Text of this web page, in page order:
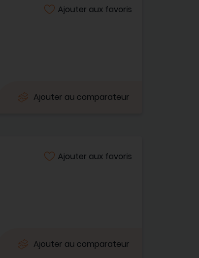
Ajouter aux favoris
Ajouter au comparateur
Ajouter aux favoris
Ajouter au comparateur